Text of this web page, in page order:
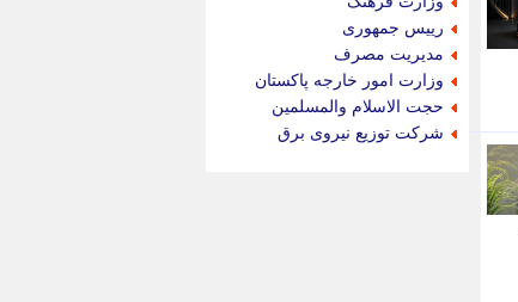
رییس جمهوری
مدیریت مصرف
وزارت امور خارجه پاکستان
حجت الاسلام والمسلمین
شرکت توزیع نیروی برق